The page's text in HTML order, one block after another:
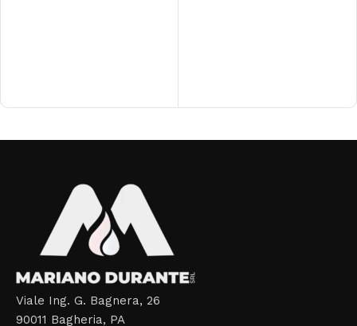
Viale Ing. G. Bagnera, 26
90011 Bagheria, PA